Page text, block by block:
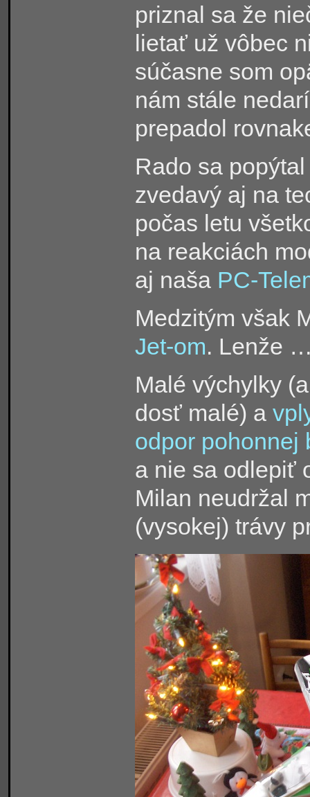
priznal sa že
lietať už vôbec
súčasne som
nám stále
prepadol
Rado sa
zvedavý aj na
počas letu
na reakciách
aj naša PC-
Medzitým však
Jet-om. Lenže
Malé výchylky
dosť malé) a
odpor pohonnej
a nie sa odlepiť
Milan neudržal
(vysokej) trávy